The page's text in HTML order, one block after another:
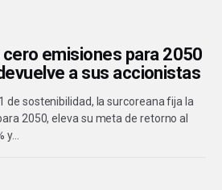
emisiones para 2050
a sus accionistas
de sostenibilidad, la surcoreana fija la
2050, eleva su meta de retorno al